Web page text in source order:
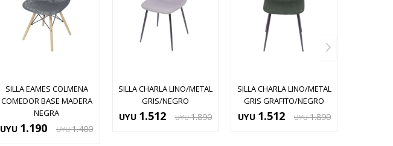
SILLA EAMES COLMENA
COMEDOR BASE MADERA
NEGRA
UYU 1.190 UYU 1.400
SILLA CHARLA LINO/METAL
GRIS/NEGRO
UYU 1.512 UYU 1.890
SILLA CHARLA LINO/METAL
GRIS GRAFITO/NEGRO
UYU 1.512 UYU 1.890